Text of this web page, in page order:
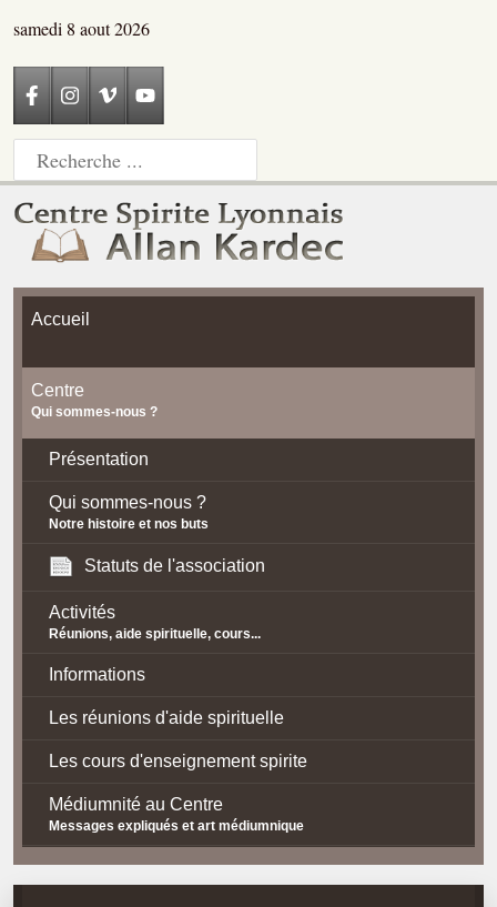
samedi 8 aout 2026
Accueil
Centre
Qui sommes-nous ?
Présentation
Qui sommes-nous ?
Notre histoire et nos buts
Statuts de l'association
Activités
Réunions, aide spirituelle, cours...
Informations
Les réunions d'aide spirituelle
Les cours d'enseignement spirite
Médiumnité au Centre
Messages expliqués et art médiumnique
Contact / Accès